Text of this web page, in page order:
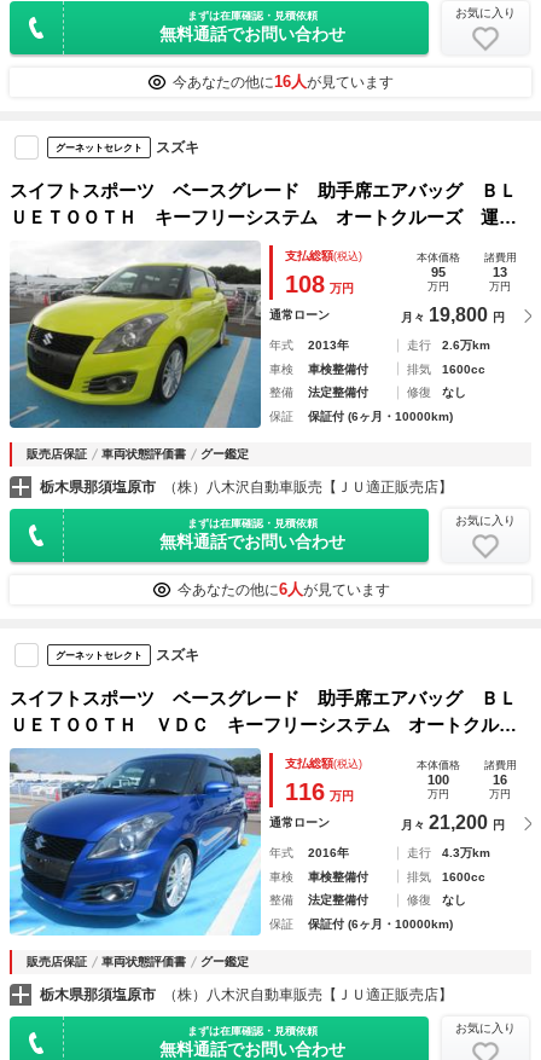
まずは在庫確認・見積依頼
無料通話でお問い合わせ
お気に入り
今あなたの他に16人が見ています
グーネットセレクト スズキ
スイフトスポーツ ベースグレード 助手席エアバッグ ＢＬ
ＵＥＴＯＯＴＨ キーフリーシステム オートクルーズ 運転
席エアバック 盗難防止 パワーウィンド ＡＡＣ ＰＳ 電
格ミラー ＤＶＤ ＥＴＣ車載器 Ａライト ＳＤ ナビＴ
Ｖ ＡＢＳ
支払総額(税込)
108 万円
本体価格
95
万円
諸費用
13
万円
通常ローン 月々 19,800 円
年式 2013年 走行
2.6万km
車検
車検整備付 排気
1600cc
整備
法定整備付 修復
なし
保証
保証付 (6ヶ月・10000km)
販売店保証 車両状態評価書 グー鑑定
栃木県那須塩原市 （株）八木沢自動車販売【ＪＵ適正販売店】
まずは在庫確認・見積依頼
無料通話でお問い合わせ
お気に入り
今あなたの他に6人が見ています
グーネットセレクト スズキ
スイフトスポーツ ベースグレード 助手席エアバッグ ＢＬ
ＵＥＴＯＯＴＨ ＶＤＣ キーフリーシステム オートクルー
ズ 運転席エアバック 盗難防止 Ｂカメラ パワーウィン
ド ＡＡＣ ＰＳ 電格ミラー ＥＴＣ車載器 Ａライト Ｓ
Ｄ ナビＴＶ
支払総額(税込)
116 万円
本体価格
100
万円
諸費用
16
万円
通常ローン 月々 21,200 円
年式 2016年 走行
4.3万km
車検
車検整備付 排気
1600cc
整備
法定整備付 修復
なし
保証
保証付 (6ヶ月・10000km)
販売店保証 車両状態評価書 グー鑑定
栃木県那須塩原市 （株）八木沢自動車販売【ＪＵ適正販売店】
まずは在庫確認・見積依頼
無料通話でお問い合わせ
お気に入り